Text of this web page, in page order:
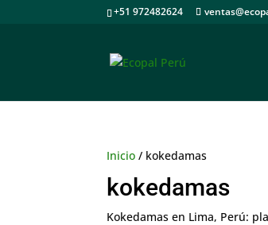
+51 972482624
Inicio / kokedamas
kokedamas
Kokedamas en Lima, Perú: